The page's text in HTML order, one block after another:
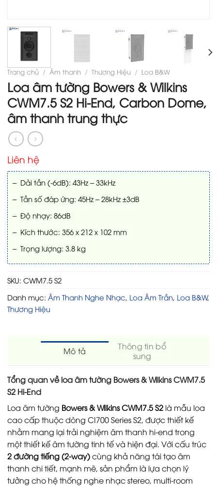
Trang chủ / Âm thanh / Thương Hiệu / Loa B&W
Loa âm tường Bowers & Wilkins
CWM7.5 S2 Hi-End, Carbon Dome,
âm thanh trung thực
Liên hệ
– Dải tần (-6dB): 43Hz – 33kHz
– Tần số đáp ứng: 45Hz – 28kHz ±3dB
– Độ nhạy: 86dB
– Kích thước: 356 x 212 x 102 mm
– Trọng lượng: 3.8 kg
SKU: CWM7.5 S2
Danh mục: Âm Thanh Nghe Nhạc Loa Âm Trần Loa B&W,
Thương Hiệu
Mô tả
Thông tin bổ
sung
Tổng quan về loa âm tường Bowers & Wilkins CWM7.5
S2 Hi-End
Loa âm tường Bowers & Wilkins CWM7.5 S2 là mẫu loa
cao cấp thuộc dòng CI700 Series S2, được thiết kế
nhằm mang lại trải nghiệm âm thanh hi-end trong
một thiết kế âm tường tinh tế và hiện đại. Với cấu trúc
2 đường tiếng (2-way)cùng khả năng tái tạo âm
thanh chi tiết, mạnh mẽ, sản phẩm là lựa chọn lý
tưởng cho hệ thống nghe nhạc stereo, multi-room